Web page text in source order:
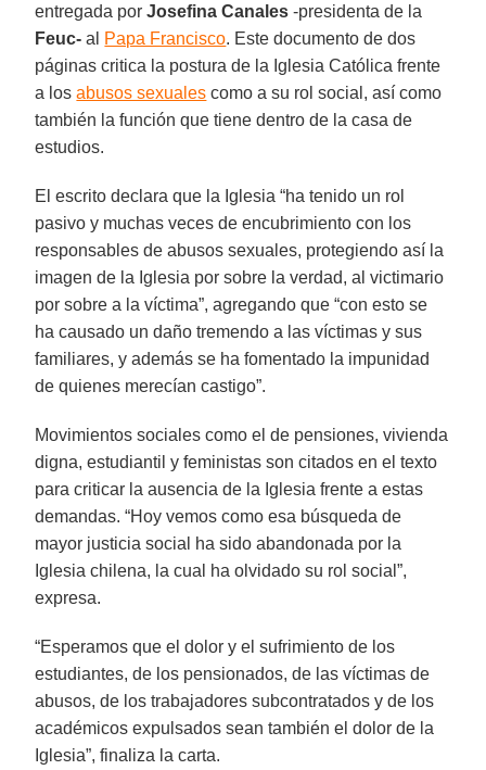
entregada porJosefina Canales -presidenta de la
Feuc- al Papa Francisco. Este documento de dos
páginas critica la postura de la Iglesia Católica frente
a losabusos sexuales como a su rol social, así como
también la función que tiene dentro de la casa de
estudios.
El escrito declara que la Iglesia “ha tenido un rol
pasivo y muchas veces de encubrimiento con los
responsables de abusos sexuales, protegiendo así la
imagen de la Iglesia por sobre la verdad, al victimario
por sobre a la víctima”, agregando que “con esto se
ha causado un daño tremendo a las víctimas y sus
familiares, y además se ha fomentado la impunidad
de quienes merecían castigo”.
Movimientos sociales como el de pensiones, vivienda
digna, estudiantil y feministas son citados en el texto
para criticar la ausencia de la Iglesia frente a estas
demandas. “Hoy vemos como esa búsqueda de
mayor justicia social ha sido abandonada por la
Iglesia chilena, la cual ha olvidado su rol social”,
expresa.
“Esperamos que el dolor y el sufrimiento de los
estudiantes, de los pensionados, de las víctimas de
abusos, de los trabajadores subcontratados y de los
académicos expulsados sean también el dolor de la
Iglesia”, finaliza la carta.